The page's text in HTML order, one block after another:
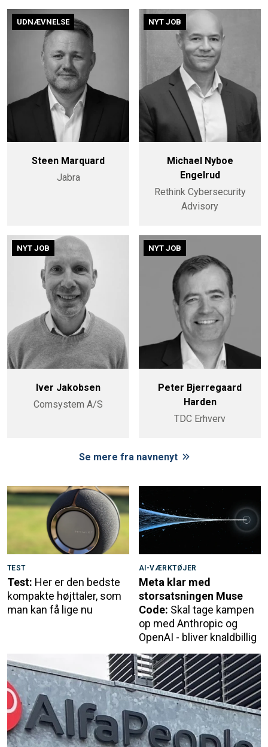
UDNÆVNELSE
Steen Marquard
Jabra
NYT JOB
Michael Nyboe
Engelrud
Rethink Cybersecurity
Advisory
NYT JOB
Iver Jakobsen
Comsystem A/S
NYT JOB
Peter Bjerregaard
Harden
TDC Erhverv
Se mere fra navnenyt
TEST
Test: Her er den bedste
kompakte højttaler, som
man kan få lige nu
AI-VÆRKTØJER
Meta klar med
storsatsningen Muse
Code: Skal tage kampen
op med Anthropic og
OpenAI - bliver knaldbillig